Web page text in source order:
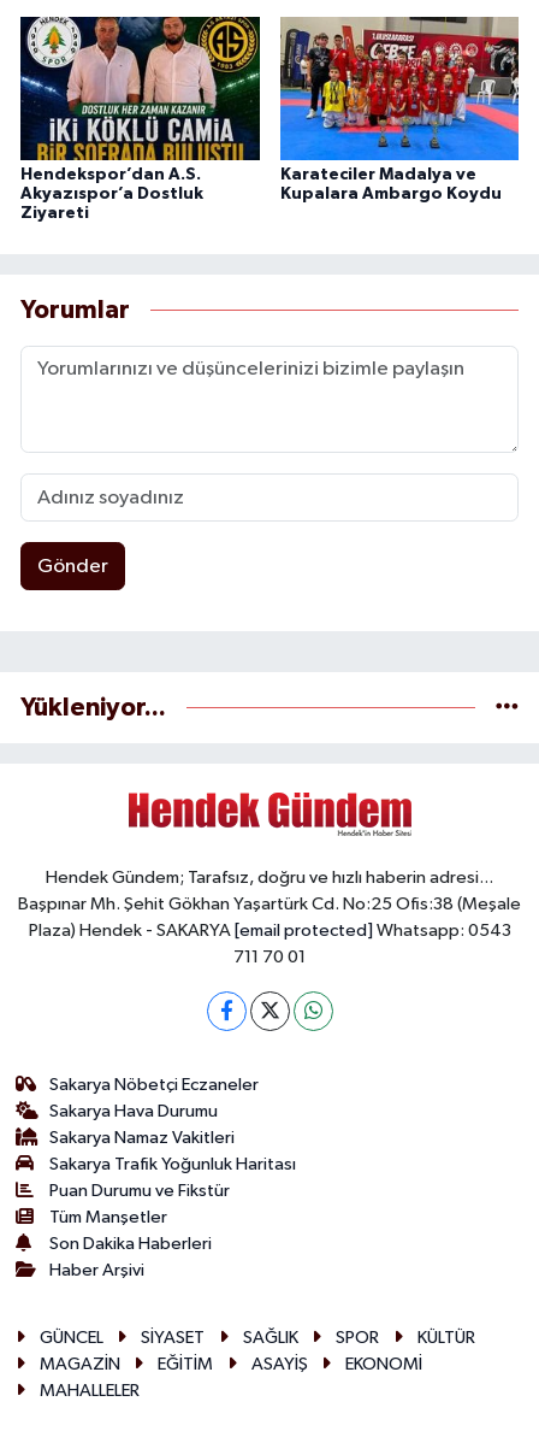
Hendekspor’dan A.S.
Akyazıspor’a Dostluk
Ziyareti
Karateciler Madalya ve
Kupalara Ambargo Koydu
Yorumlar
Gönder
Yükleniyor...
Hendek Gündem; Tarafsız, doğru ve hızlı haberin adresi...
Başpınar Mh. Şehit Gökhan Yaşartürk Cd. No:25 Ofis:38 (Meşale
Plaza) Hendek - SAKARYA [email protected] Whatsapp: 0543
711 70 01
Sakarya Nöbetçi Eczaneler
Sakarya Hava Durumu
Sakarya Namaz Vakitleri
Sakarya Trafik Yoğunluk Haritası
Puan Durumu ve Fikstür
Tüm Manşetler
Son Dakika Haberleri
Haber Arşivi
GÜNCEL SİYASET SAĞLIK SPOR
KÜLTÜR
MAGAZİN
EĞİTİM ASAYİŞ
EKONOMİ
MAHALLELER